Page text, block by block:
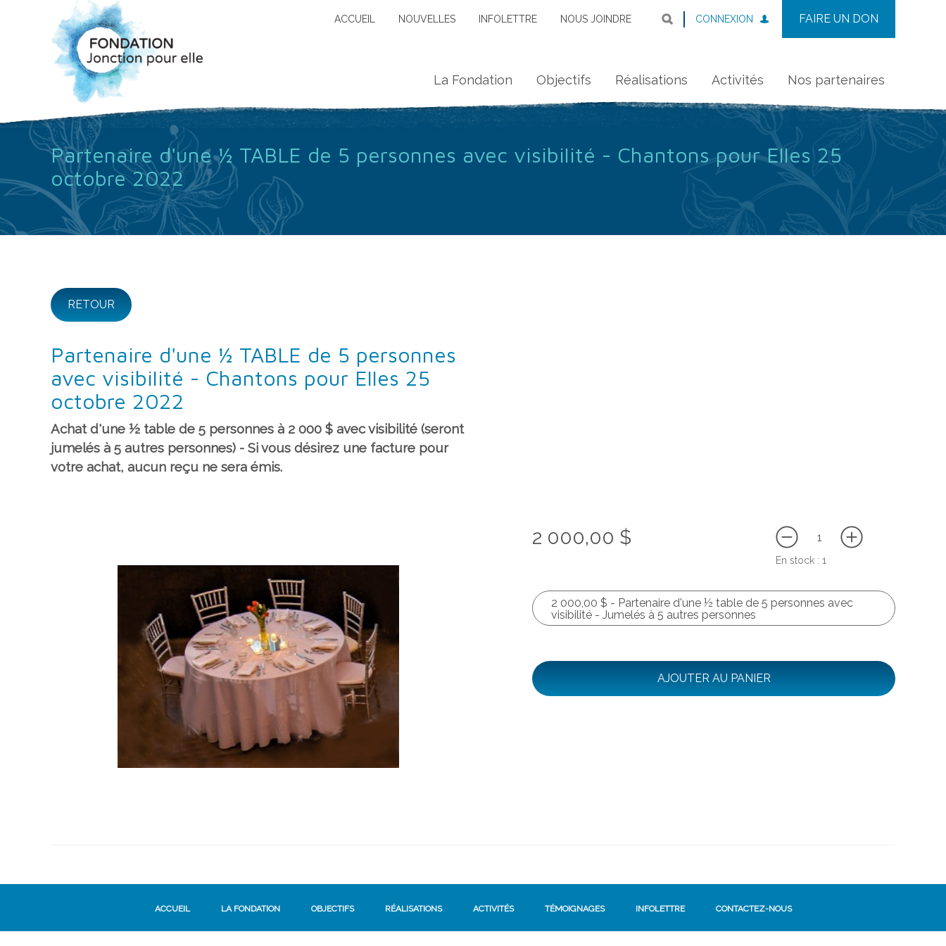
ACCUEIL NOUVELLES INFOLETTRE NOUS JOINDRE CONNEXION FAIRE UN DON
La Fondation Objectifs Réalisations Activités Nos partenaires
Partenaire d'une ½ TABLE de 5 personnes avec visibilité - Chantons pour Elles 25
octobre 2022
RETOUR
Partenaire d'une ½ TABLE de 5 personnes
avec visibilité - Chantons pour Elles 25
octobre 2022
Achat d'une ½ table de 5 personnes à 2 000 $ avec visibilité (seront
jumelés à 5 autres personnes) - Si vous désirez une facture pour
votre achat, aucun reçu ne sera émis.
2 000,00 $
En stock : 1
2 000,00 $ - Partenaire d'une ½ table de 5 personnes avec
visibilité - Jumelés à 5 autres personnes
AJOUTER AU PANIER
ACCUEIL LA FONDATION OBJECTIFS RÉALISATIONS ACTIVITÉS TÉMOIGNAGES INFOLETTRE CONTACTEZ-NOUS